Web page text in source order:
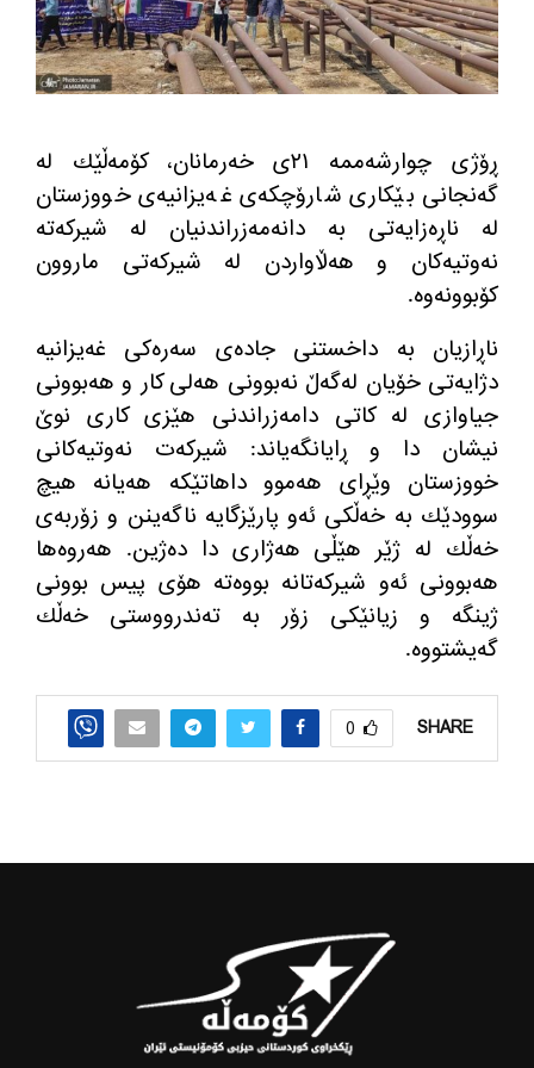
ڕۆژی چوارشه‌ممه‌ ٢١ی خه‌رمانان، كۆمه‌ڵێك له‌
گه‌نجانی بێكاری شارۆچكه‌ی غه‌یزانیه‌ی خووزستان
له‌ ناڕه‌زایه‌تی به‌ دانه‌مه‌زراندنیان له‌ شیركه‌ته‌
نه‌وتیه‌كان و هه‌ڵاواردن له‌ شیركه‌تی ماروون
كۆبوونه‌وه‌.
ناڕازیان به‌ داخستنی جاده‌ی سه‌ره‌كی غه‌یزانیه‌
دژایه‌تی خۆیان له‌گه‌ڵ نه‌بوونی هه‌لی كار و هه‌بوونی
جیاوازی له‌ كاتی دامه‌زراندنی هێزی كاری نوێ
نیشان دا و ڕایانگه‌یاند: شیركه‌ت نه‌وتیه‌كانی
خووزستان وێڕای هه‌موو داهاتێكه‌ هه‌یانه‌ هیچ
سوودێك به‌ خه‌ڵكی ئه‌و پارێزگایه‌ ناگه‌ینن و زۆربه‌ی
خه‌ڵك له‌ ژێر هێڵی هه‌ژاری دا ده‌ژین. هه‌روه‌ها
هه‌بوونی ئه‌و شیركه‌تانه بووه‌ته‌ هۆی پیس بوونی
ژینگه‌ و زیانێكی زۆر به‌ ته‌ندرووستی خه‌ڵك
گه‌یشتووه‌.
SHARE
0